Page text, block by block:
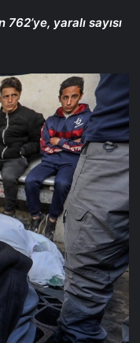
yaralı sayısı